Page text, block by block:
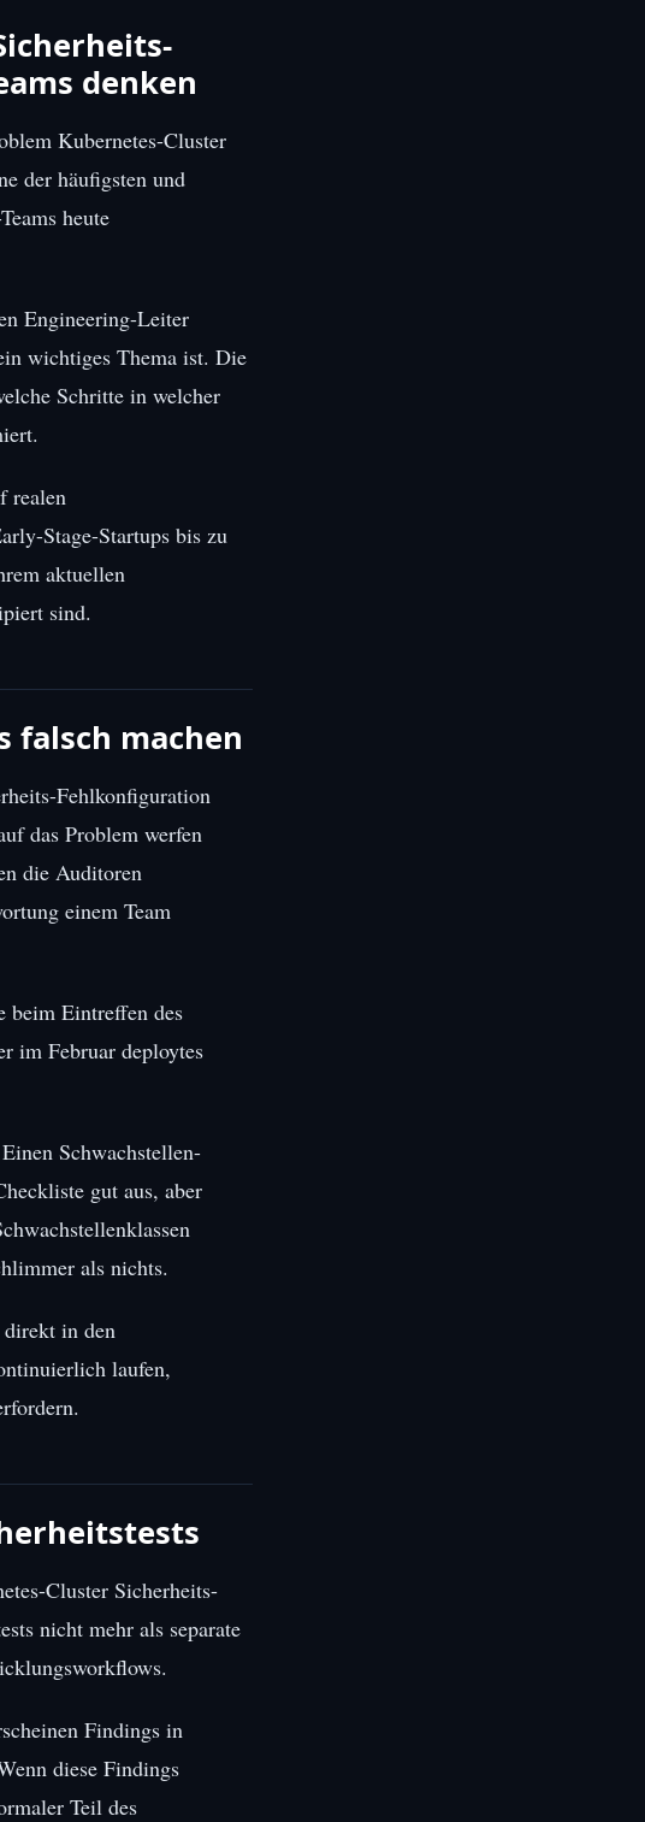
denken
Kubernetes-Cluster
der häufigsten und
heute
Engineering-Leiter
wichtiges Thema ist. Die
Schritte in welcher
realen
Stage-Startups bis zu
aktuellen
sind.
falsch machen
Fehlkonfiguration
das Problem werfen
die Auditoren
einem Team
beim Eintreffen des
im Februar deploytes
Schwachstellen-
gut aus, aber
als nichts.
in den
laufen,
Cluster Sicherheits-
nicht mehr als separate
Findings in
diese Findings
Teil des